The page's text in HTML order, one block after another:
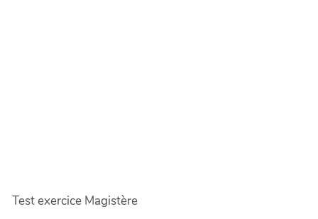
Test exercice Magistère